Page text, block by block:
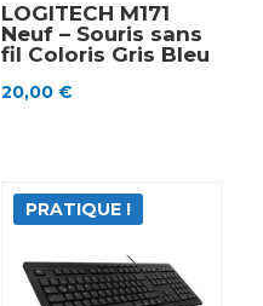
LOGITECH M171
Neuf – Souris sans
fil Coloris Gris Bleu
20,00 €
PRATIQUE !